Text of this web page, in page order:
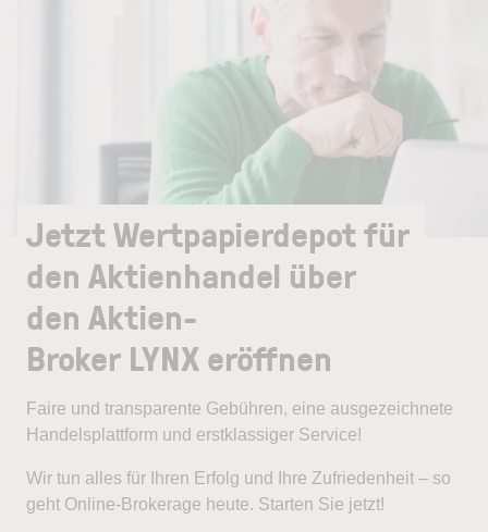
Jetzt Wertpapierdepot für
den Aktienhandel über
den Aktien-
Broker LYNX eröffnen
Faire und transparente Gebühren, eine ausgezeichnete
Handelsplattform und erstklassiger Service!
Wir tun alles für Ihren Erfolg und Ihre Zufriedenheit – so
geht Online-Brokerage heute. Starten Sie jetzt!